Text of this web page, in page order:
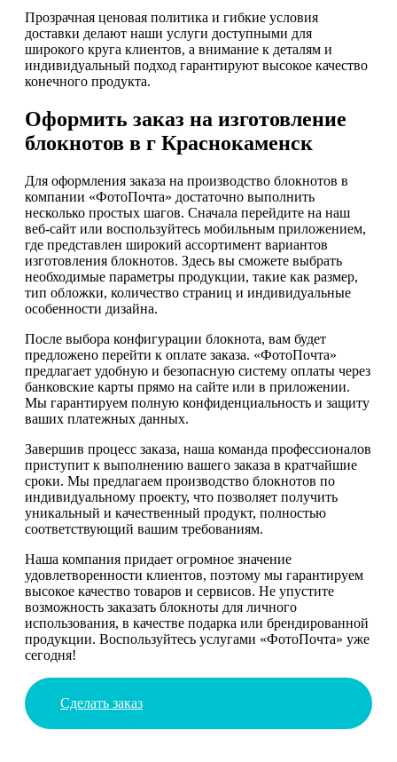
Прозрачная ценовая политика и гибкие условия
доставки делают наши услуги доступными для
широкого круга клиентов, а внимание к деталям и
индивидуальный подход гарантируют высокое качество
конечного продукта.
Оформить заказ на изготовление
блокнотов в г Краснокаменск
Для оформления заказа на производство блокнотов в
компании «ФотоПочта» достаточно выполнить
несколько простых шагов. Сначала перейдите на наш
веб-сайт или воспользуйтесь мобильным приложением,
где представлен широкий ассортимент вариантов
изготовления блокнотов. Здесь вы сможете выбрать
необходимые параметры продукции, такие как размер,
тип обложки, количество страниц и индивидуальные
особенности дизайна.
После выбора конфигурации блокнота, вам будет
предложено перейти к оплате заказа. «ФотоПочта»
предлагает удобную и безопасную систему оплаты через
банковские карты прямо на сайте или в приложении.
Мы гарантируем полную конфиденциальность и защиту
ваших платежных данных.
Завершив процесс заказа, наша команда профессионалов
приступит к выполнению вашего заказа в кратчайшие
сроки. Мы предлагаем производство блокнотов по
индивидуальному проекту, что позволяет получить
уникальный и качественный продукт, полностью
соответствующий вашим требованиям.
Наша компания придает огромное значение
удовлетворенности клиентов, поэтому мы гарантируем
высокое качество товаров и сервисов. Не упустите
возможность заказать блокноты для личного
использования, в качестве подарка или брендированной
продукции. Воспользуйтесь услугами «ФотоПочта» уже
сегодня!
Сделать заказ